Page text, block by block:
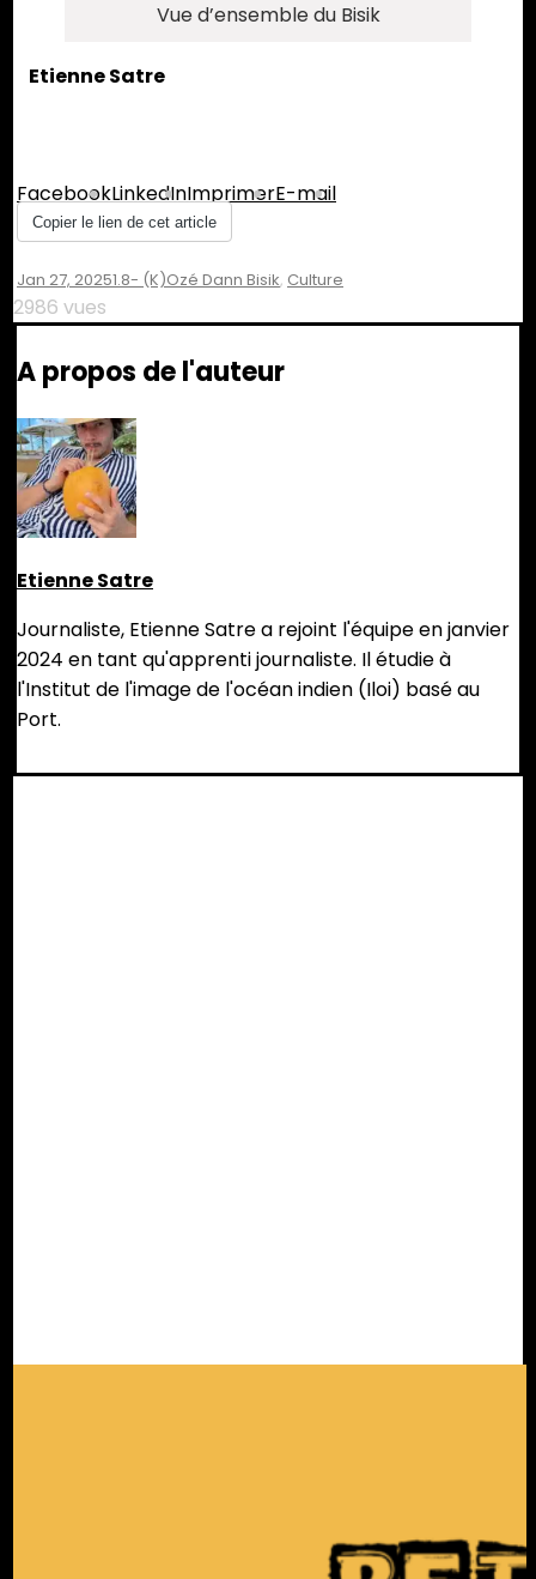
Vue d’ensemble du Bisik
Etienne Satre
FacebookLinkedInImprimerE-mail
Copier le lien de cet article
Jan 27, 20251.8- (K)ozé Dann Bisik, Culture
2986 vues
A propos de l'auteur
Etienne Satre
Journaliste, Etienne Satre a rejoint l'équipe en janvier
2024 en tant qu'apprenti journaliste. Il étudie à
l'Institut de l'image de l'océan indien (Iloi) basé au
Port.